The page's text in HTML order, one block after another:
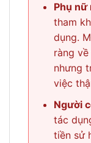
Phụ nữ
tham
dụng.
ràng
nhưng
việc
Người
tác
tiền sử